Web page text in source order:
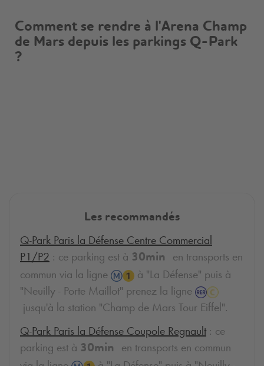
Comment se rendre à l'Arena Champ
de Mars depuis les parkings Q-Park
?
Les recommandés
Q-Park Paris la Défense Centre Commercial
P1/P2 : ce parking est à 30min en transports en
commun via la ligne
à "La Défense" puis à
"Neuilly - Porte Maillot" prenez la ligne
jusqu'à la station "Champ de Mars Tour Eiffel".
Q-Park Paris la Défense Coupole Regnault : ce
parking est à 30min en transports en commun